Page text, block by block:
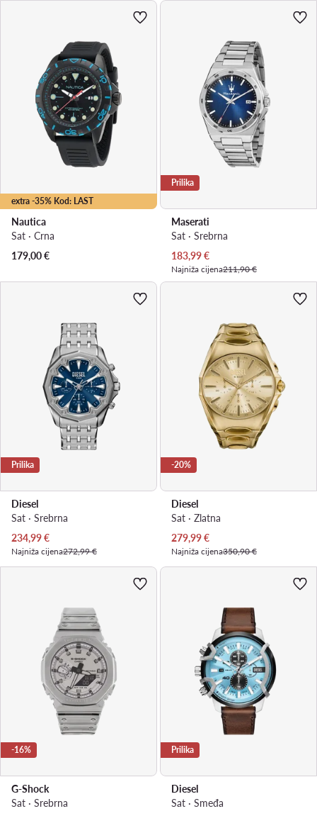
extra -35% Kod: LAST
Nautica
Sat · Crna
179,00€
Prilika
Maserati
Sat · Srebrna
Trenutna cijena
183,99€
Najniža cijena211,90 €
Prilika
Diesel
Sat · Srebrna
Trenutna cijena
234,99€
Najniža cijena272,99 €
-20%
Diesel
Sat · Zlatna
Trenutna cijena
279,99€
Najniža cijena350,90 €
-16%
G-Shock
Sat · Srebrna
Prilika
Diesel
Sat · Smeđa